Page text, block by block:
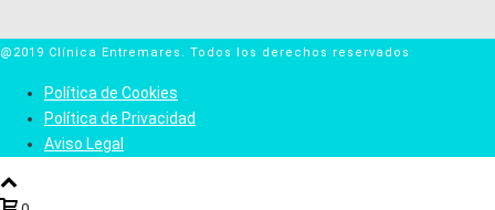
@2019 Clínica Entremares. Todos los derechos reservados
Política de Cookies
Política de Privacidad
Aviso Legal